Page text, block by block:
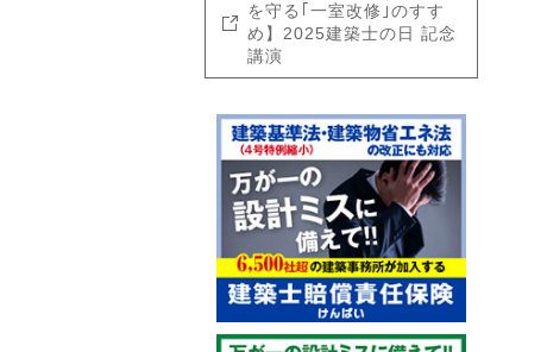
を守る｢一室改修｣のすす
め】2025建築士の日 記念
講演